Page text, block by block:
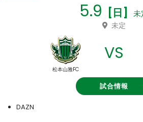
5.9 [日] 未
未定
松本山雅FC
VS
試合情報
DAZN